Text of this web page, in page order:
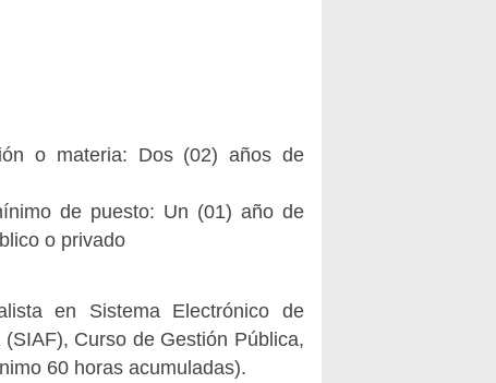
o materia: Dos (02) años de
de puesto: Un (01) año de
o privado
en Sistema Electrónico de
Curso de Gestión Pública,
60 horas acumuladas).